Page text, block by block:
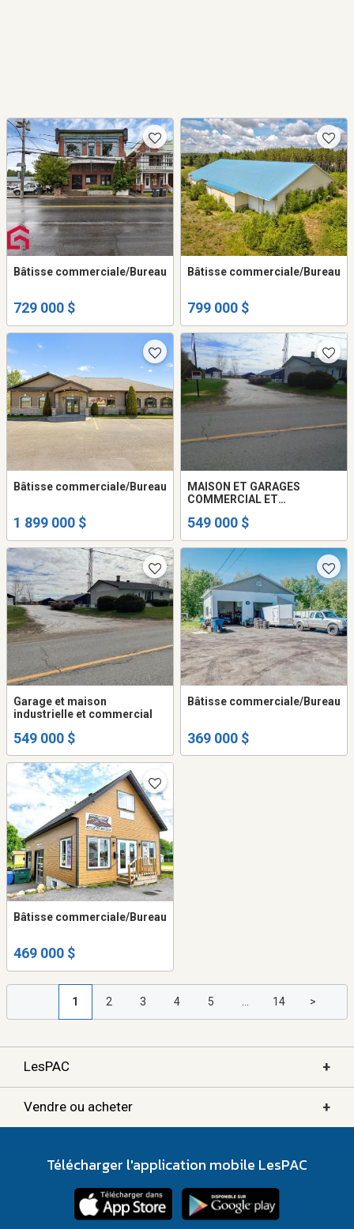
Bâtisse commerciale/Bureau
729 000 $
Bâtisse commerciale/Bureau
799 000 $
Bâtisse commerciale/Bureau
1 899 000 $
MAISON ET GARAGES
COMMERCIAL ET
SAAQ
549 000 $
Garage et maison
industrielle et commercial
549 000 $
Bâtisse commerciale/Bureau
369 000 $
Bâtisse commerciale/Bureau
469 000 $
1 2 3 4 5 ... 14 >
LesPAC +
Vendre ou acheter +
Télécharger l'application mobile LesPAC